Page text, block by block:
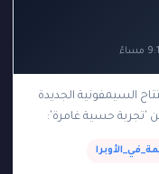
السيمفونية الجديدة
'تجربة حسية غامرة':